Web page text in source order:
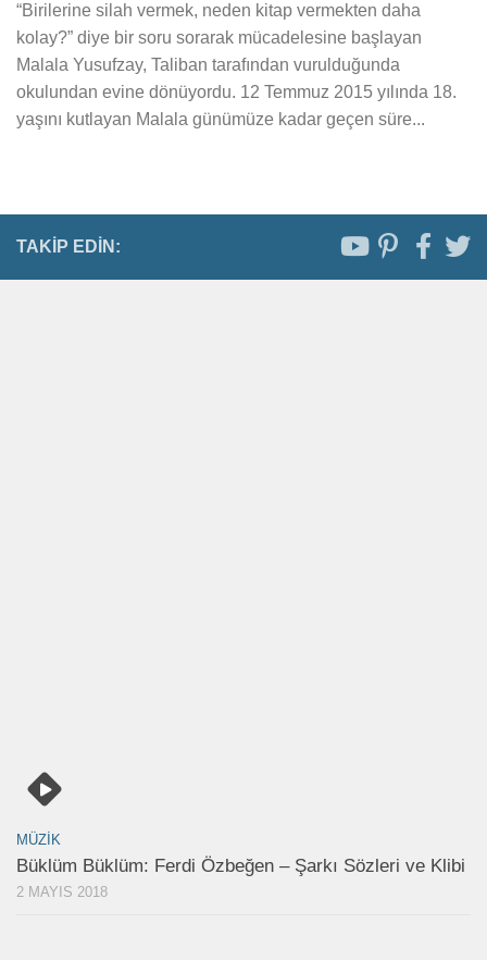
“Birilerine silah vermek, neden kitap vermekten daha
kolay?” diye bir soru sorarak mücadelesine başlayan
Malala Yusufzay, Taliban tarafından vurulduğunda
okulundan evine dönüyordu. 12 Temmuz 2015 yılında 18.
yaşını kutlayan Malala günümüze kadar geçen süre...
TAKIP EDIN:
MÜZIK
Büklüm Büklüm: Ferdi Özbeğen – Şarkı Sözleri ve Klibi
2 MAYIS 2018